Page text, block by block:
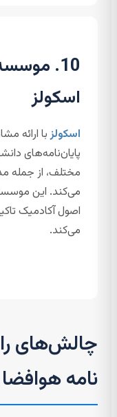
10.
اسکولز
اسکولزبا ارائه
پایان‌نامه‌های
مختلف، از جمله
می‌کند. این
اصول آکادمیک
می‌کند.
چالش‌های
نامه